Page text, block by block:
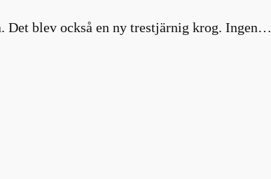
Det blev också en ny trestjärnig krog. Ingen…